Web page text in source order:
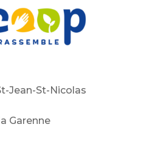
Jean-St-Nicolas
Garenne